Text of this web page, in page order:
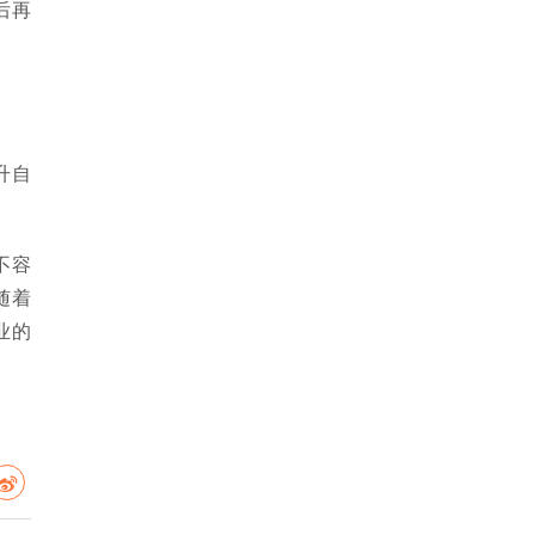
再
自
容
着
的